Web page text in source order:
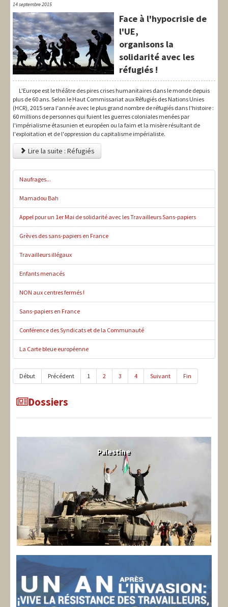
14 septembre 2015
Face à l'hypocrisie de
l'UE,
organisons la
solidarité avec les
réfugiés !
L'Europe est le théâtre des pires crises humanitaires dans le monde depuis
plus de 60 ans. Selon le Haut Commissariat aux Réfugiés des Nations Unies
(HCR), 2015 sera l'année avec le plus grand nombre de réfugiés dans l'histoire :
60 millions de personnes qui fuient les guerres coloniales menées par
l'impérialisme étasunien et européen ou la faim et la misère résultant de
l'exploitation et de l'oppression du capitalisme impérialiste.
Lire la suite : Réfugiés
Naufrages...
Mamadou Bah
Appel pour un 1er Mai de solidarité avec les Travailleurs Sans-papiers
Grèves des sans-papiers en France
Travailleurs illégaux
Enfants menacés
NON aux centres fermés !
Sans-papiers en France
Conférence des Syndicats et de la Communauté
La Carte bleue européenne
Début Précédent 1 2 3 4 Suivant Fin
Dossiers
Palestine